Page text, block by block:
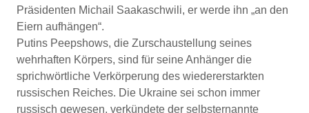
Präsidenten Michail Saakaschwili, er werde ihn „an den
Eiern aufhängen“.
Putins Peepshows, die Zurschaustellung seines
wehrhaften Körpers, sind für seine Anhänger die
sprichwörtliche Verkörperung des wiedererstarkten
russischen Reiches. Die Ukraine sei schon immer
russisch gewesen, verkündete der selbsternannte